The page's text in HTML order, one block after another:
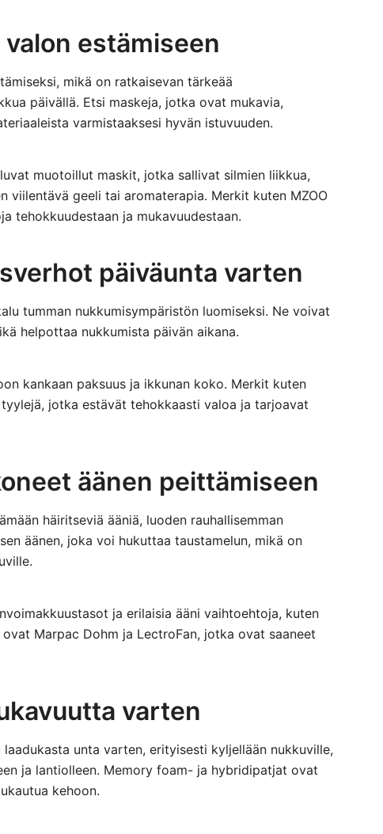
estämiseen
mikä on ratkaisevan tärkeää
päivällä. Etsi maskeja, jotka ovat mukavia,
varmistaaksesi hyvän istuvuuden.
muotoillut maskit, jotka sallivat silmien liikkua,
viilentävä geeli tai aromaterapia. Merkit kuten MZOO
tehokkuudestaan ja mukavuudestaan.
päiväunta varten
tumman nukkumisympäristön luomiseksi. Ne voivat
helpottaa nukkumista päivän aikana.
kankaan paksuus ja ikkunan koko. Merkit kuten
jotka estävät tehokkaasti valoa ja tarjoavat
äänen peittämiseen
häiritseviä ääniä, luoden rauhallisemman
äänen, joka voi hukuttaa taustamelun, mikä on
ja erilaisia ääni vaihtoehtoja, kuten
Marpac Dohm ja LectroFan, jotka ovat saaneet
varten
unta varten, erityisesti kyljellään nukkuville,
ja lantiolleen. Memory foam- ja hybridipatjat ovat
kehoon.